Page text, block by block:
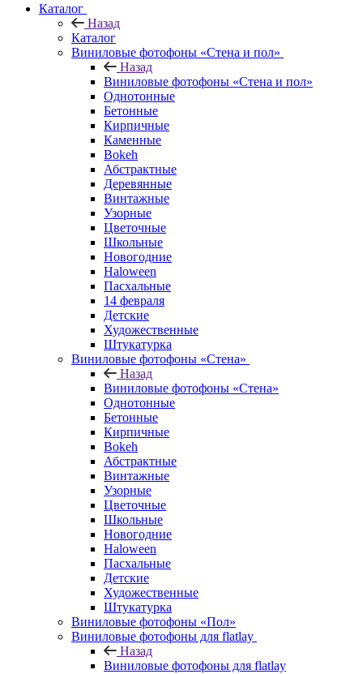
Каталог
Назад
Каталог
Виниловые фотофоны «Стена и пол»
Назад
Виниловые фотофоны «Стена и пол»
Однотонные
Бетонные
Кирпичные
Каменные
Bokeh
Абстрактные
Деревянные
Винтажные
Узорные
Цветочные
Школьные
Новогодние
Haloween
Пасхальные
14 февраля
Детские
Художественные
Штукатурка
Виниловые фотофоны «Стена»
Назад
Виниловые фотофоны «Стена»
Однотонные
Бетонные
Кирпичные
Bokeh
Абстрактные
Винтажные
Узорные
Цветочные
Школьные
Новогодние
Haloween
Пасхальные
Детские
Художественные
Штукатурка
Виниловые фотофоны «Пол»
Виниловые фотофоны для flatlay
Назад
Виниловые фотофоны для flatlay